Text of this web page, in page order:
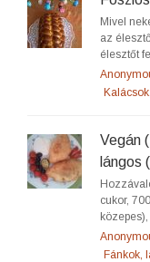
Mivel
az
élesztőt
Kalácsok
Vegán
lángos
cukor,
Fánkok,